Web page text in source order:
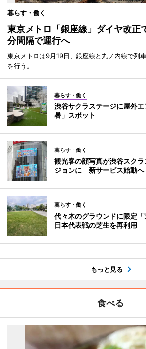
暮らす・働く
東京メトロ「銀座線」ダイヤ改
分間隔で運行へ
東京メトロは9月19日、銀座線と丸ノ内線で列
を行う。
暮らす・働く
渋谷サクラステージに屋外
暑」スポット
暮らす・働く
観光客の顔写真が渋谷スク
ジョンに 新サービス始動へ
暮らす・働く
代々木のグラウンドに限定
日本代表戦の芝生を再利用
もっと見る
食べる